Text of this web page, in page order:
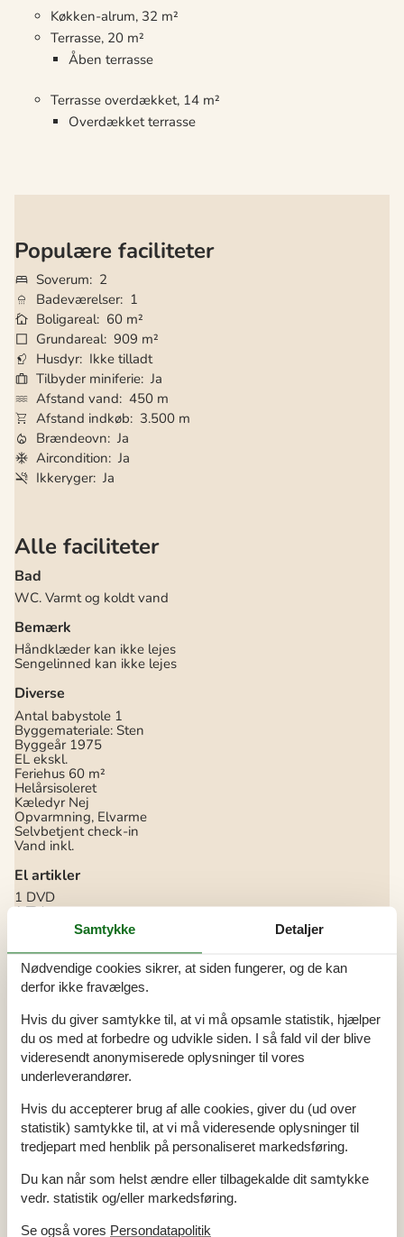
Køkken-alrum, 32 m²
Terrasse, 20 m²
Åben terrasse
Terrasse overdækket, 14 m²
Overdækket terrasse
Populære faciliteter
Soverum
2
Badeværelser 1
Boligareal 60 m²
Grundareal 909 m²
Husdyr Ikke tilladt
Tilbyder miniferie Ja
Afstand vand 450 m
Afstand indkøb
3.500 m
Brændeovn Ja
Aircondition Ja
Ikkeryger Ja
Alle faciliteter
Bad
WC. Varmt og koldt vand
Bemærk
Håndklæder kan ikke lejes
Sengelinned kan ikke lejes
Diverse
Antal babystole 1
Byggemateriale: Sten
Byggeår 1975
EL ekskl.
Feriehus 60 m²
Helårsisoleret
Kæledyr Nej
Opvarmning, Elvarme
Selvbetjent check-in
Vand inkl.
El artikler
1 DVD
1 TV
DK-DR1/TV2
I nærheden
Afs. til nærmeste vand/badning 450 m
Afstand til indkøb 3,5 km
Indendørs
Aircondition
Brændeovn
Koncepter
Husdyrfrit
Røgfrit hus
Tæt på havet
Køkken
El-komfur
40 l
Samtykke Detaljer
Nødvendige cookies sikrer, at siden fungerer, og de kan
derfor ikke fravælges.
Hvis du giver samtykke til, at vi må opsamle statistik, hjælper
du os med at forbedre og udvikle siden. I så fald vil der blive
videresendt anonymiserede oplysninger til vores
underleverandører.
Hvis du accepterer brug af alle cookies, giver du (ud over
statistik) samtykke til, at vi må videresende oplysninger til
tredjepart med henblik på personaliseret markedsføring.
Du kan når som helst ændre eller tilbagekalde dit samtykke
vedr. statistik og/eller markedsføring.
Se også vores Persondatapolitik